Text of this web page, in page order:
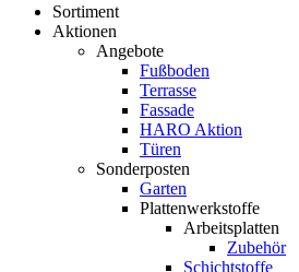
Sortiment
Aktionen
Angebote
Fußboden
Terrasse
Fassade
HARO Aktion
Türen
Sonderposten
Garten
Plattenwerkstoffe
Arbeitsplatten
Zubehör
Schichtstoffe